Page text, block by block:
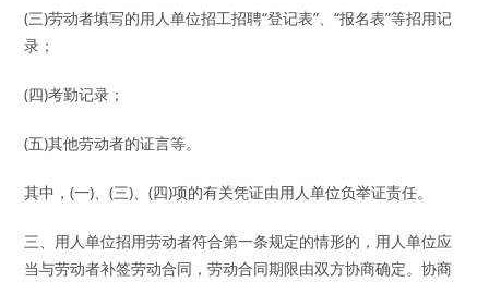
(三)劳动者填写的用人单位招工招聘“登记表”、“报名表”等招用记
录；
(四)考勤记录；
(五)其他劳动者的证言等。
其中，(一)、(三)、(四)项的有关凭证由用人单位负举证责任。
三、用人单位招用劳动者符合第一条规定的情形的，用人单位应
当与劳动者补签劳动合同，劳动合同期限由双方协商确定。协商